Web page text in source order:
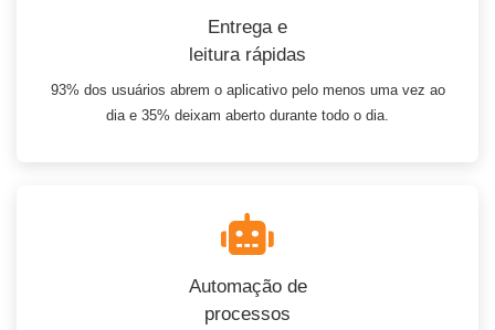
Entrega e
leitura rápidas
93% dos usuários abrem o aplicativo pelo menos uma vez ao
dia e 35% deixam aberto durante todo o dia.
Automação de
processos